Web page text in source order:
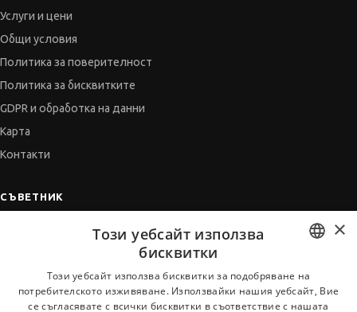
Услуги и цени
Общи условия
Политика за поверителност
Политика за бисквитките
GDPR и обработка на данни
Карта
Контакти
СЪВЕТНИК
Когато получим оферта
BULGARIAN
ENGLISH
×
Този уебсайт използва
бисквитки
Този уебсайт използва бисквитки за подобряване на
потребителското изживяване. Използвайки нашия уебсайт, Вие
се съгласявате с всички бисквитки в съответствие с нашата